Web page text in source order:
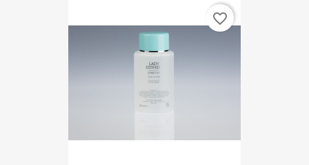
favorite_border